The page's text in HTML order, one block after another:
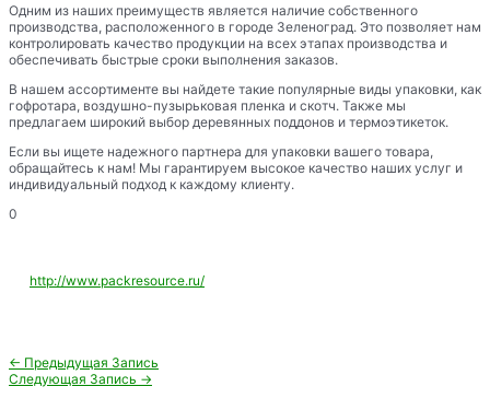
Одним из наших преимуществ является наличие собственного
производства, расположенного в городе Зеленоград. Это позволяет нам
контролировать качество продукции на всех этапах производства и
обеспечивать быстрые сроки выполнения заказов.
В нашем ассортименте вы найдете такие популярные виды упаковки, как
гофротара, воздушно-пузырьковая пленка и скотч. Также мы
предлагаем широкий выбор деревянных поддонов и термоэтикеток.
Если вы ищете надежного партнера для упаковки вашего товара,
обращайтесь к нам! Мы гарантируем высокое качество наших услуг и
индивидуальный подход к каждому клиенту.
0
http://www.packresource.ru/
Навигация
по
← Предыдущая Запись
Следующая Запись →